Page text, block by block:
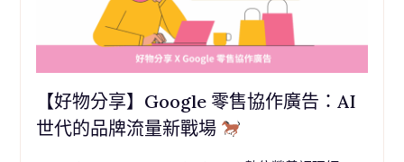
【好物分享】Google 零售協作廣告：AI
世代的品牌流量新戰場